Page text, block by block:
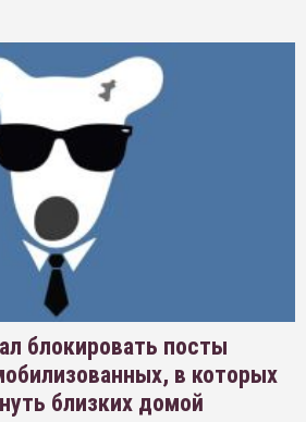
блокировать посты
в которых
близких домой